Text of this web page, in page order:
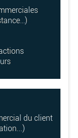
du client